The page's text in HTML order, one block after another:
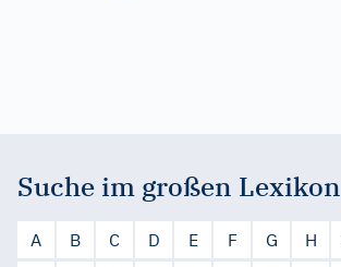
Suche im großen Lexikon
A B C D E F G H